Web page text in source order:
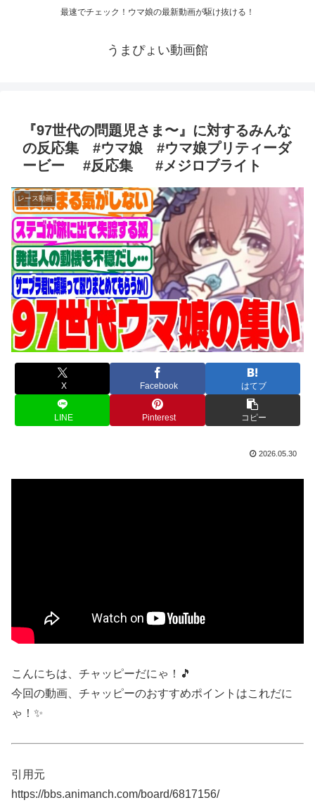
最速でチェック！ウマ娘の最新動画が駆け抜ける！
うまぴょい動画館
『97世代の問題児さま〜』に対するみんな
の反応集 #ウマ娘 #ウマ娘プリティーダ
ービー #反応集 #メジロブライト
レース動画
X Facebook はてブ
LINE Pinterest コピー
2026.05.30
こんにちは、チャッピーだにゃ！🎵
今回の動画、チャッピーのおすすめポイントはこれだに
ゃ！✨
引用元
https://bbs.animanch.com/board/6817156/